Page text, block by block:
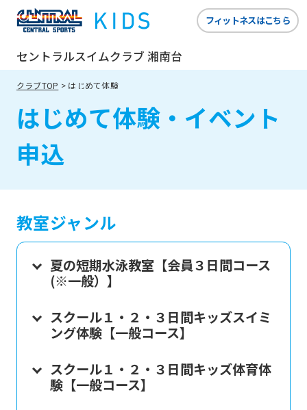
セントラルスイムクラブ 湘南台
フィットネスはこちら
クラブTOP はじめて体験
はじめて体験・イベント
申込
教室ジャンル
夏の短期水泳教室【会員３日間コース
(※一般）】
スクール１・２・３日間キッズスイミ
ング体験【一般コース】
スクール１・２・３日間キッズ体育体
験【一般コース】